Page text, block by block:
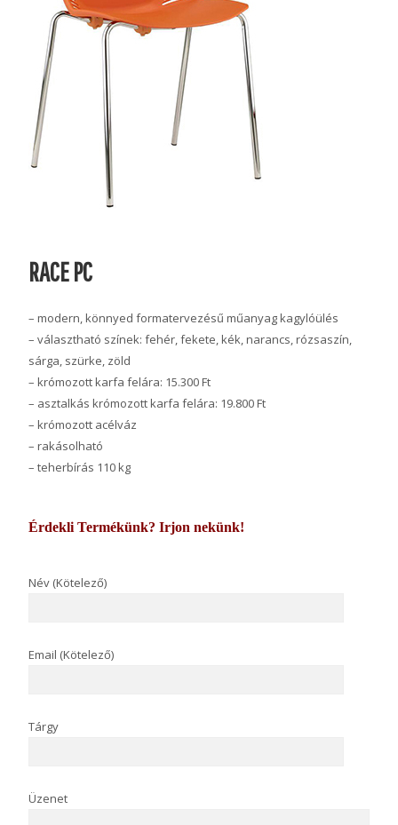
RACE PC
– modern, könnyed formatervezésű műanyag kagylóülés
– választható színek: fehér, fekete, kék, narancs, rózsaszín,
sárga, szürke, zöld
– krómozott karfa felára: 15.300 Ft
– asztalkás krómozott karfa felára: 19.800 Ft
– krómozott acélváz
– rakásolható
– teherbírás 110 kg
Érdekli Termékünk? Irjon nekünk!
Név (Kötelező)
Email (Kötelező)
Tárgy
Üzenet